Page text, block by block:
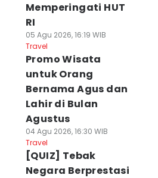
Memperingati HUT
RI
05 Agu 2026, 16:19 WIB
Travel
Promo Wisata
untuk Orang
Bernama Agus dan
Lahir di Bulan
Agustus
04 Agu 2026, 16:30 WIB
Travel
[QUIZ] Tebak
Negara Berprestasi